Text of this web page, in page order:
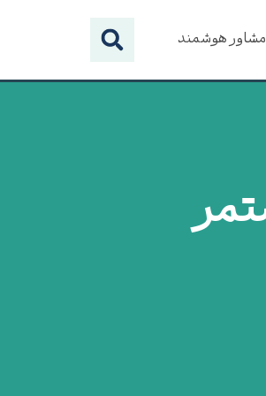
مشاور هوشمند